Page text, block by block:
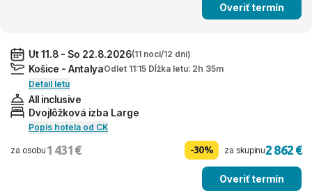
Overiť termín
Ut 11.8 - So 22.8.2026(11 nocí/12 dní)
Košice - AntalyaOdlet 11:15 Dĺžka letu: 2h 35m
Detail letu
All inclusive
Dvojlôžková izba Large
Popis hotela od CK
za osobu 1 431 € -30% za skupinu2 862 €
Overiť termín